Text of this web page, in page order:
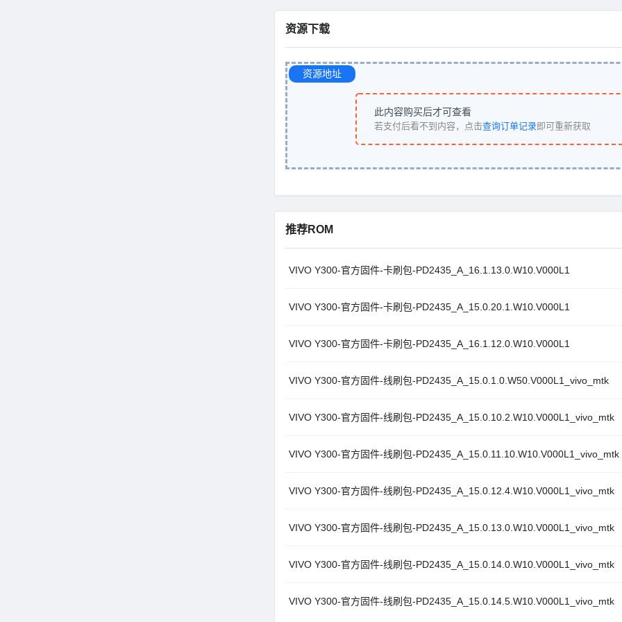
资源下载
资源地址
此内容购买后才可查看
若支付后看不到内容，点击查询订单记录即可重新获取
推荐ROM
VIVO Y300-官方固件-卡刷包-PD2435_A_16.1.13.0.W10.V000L1
VIVO Y300-官方固件-卡刷包-PD2435_A_15.0.20.1.W10.V000L1
VIVO Y300-官方固件-卡刷包-PD2435_A_16.1.12.0.W10.V000L1
VIVO Y300-官方固件-线刷包-PD2435_A_15.0.1.0.W50.V000L1_vivo_mtk
VIVO Y300-官方固件-线刷包-PD2435_A_15.0.10.2.W10.V000L1_vivo_mtk
VIVO Y300-官方固件-线刷包-PD2435_A_15.0.11.10.W10.V000L1_vivo_mtk
VIVO Y300-官方固件-线刷包-PD2435_A_15.0.12.4.W10.V000L1_vivo_mtk
VIVO Y300-官方固件-线刷包-PD2435_A_15.0.13.0.W10.V000L1_vivo_mtk
VIVO Y300-官方固件-线刷包-PD2435_A_15.0.14.0.W10.V000L1_vivo_mtk
VIVO Y300-官方固件-线刷包-PD2435_A_15.0.14.5.W10.V000L1_vivo_mtk